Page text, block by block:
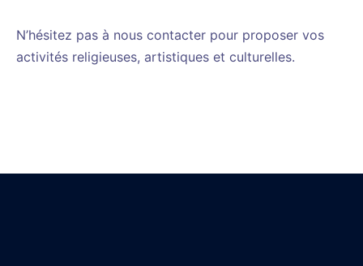
N’hésitez pas à nous contacter pour proposer vos
activités religieuses, artistiques et culturelles.